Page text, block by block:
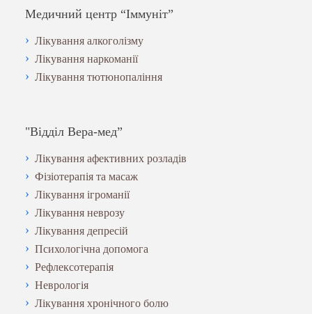
Медичний центр “Іммуніт”
Лікування алкоголізму
Лікування наркоманії
Лікування тютюнопаління
"Відділ Вера-мед”
Лікування афективних розладів
Фізіотерапія та масаж
Лікування ігроманії
Лікування неврозу
Лікування депресій
Психологічна допомога
Рефлексотерапія
Неврологія
Лікування хронічного болю